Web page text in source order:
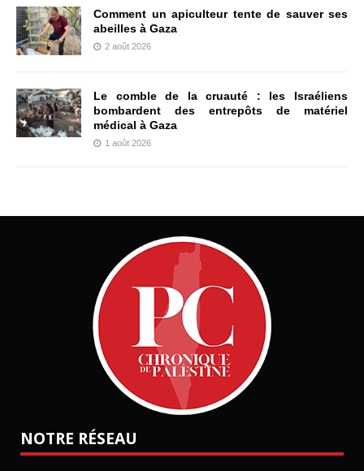
Comment un apiculteur tente de sauver ses
abeilles à Gaza
2 août 2026
Le comble de la cruauté : les Israéliens
bombardent des entrepôts de matériel
médical à Gaza
1 août 2026
NOTRE RÉSEAU